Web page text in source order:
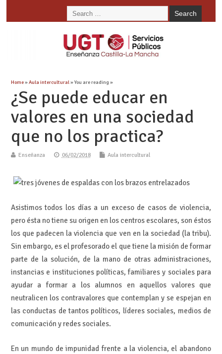
Home»Aula intercultural» You are reading »
¿Se puede educar en
valores en una sociedad
que no los practica?
Enseñanza 06/02/2018 Aula intercultural
Asistimos todos los días a un exceso de casos de violencia,
pero ésta no tiene su origen en los centros escolares, son éstos
los que padecen la violencia que ven en la sociedad (la tribu).
Sin embargo, es el profesorado el que tiene la misión de formar
parte de la solución, de la mano de otras administraciones,
instancias e instituciones políticas, familiares y sociales para
ayudar a formar a los alumnos en aquellos valores que
neutralicen los contravalores que contemplan y se espejan en
las conductas de tantos políticos, líderes sociales, medios de
comunicación y redes sociales.
En un mundo de impunidad frente a la violencia, el abandono